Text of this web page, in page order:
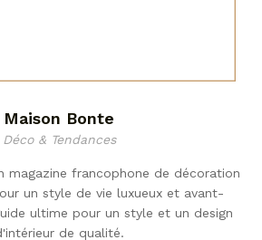
Maison Bonte
Déco & Tendances
magazine francophone de décoration
un style de vie luxueux et avant-
ultime pour un style et un design
de qualité.